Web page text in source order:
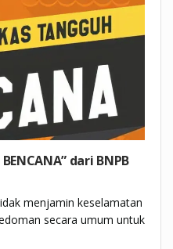
dari BNPB
menjamin keselamatan
secara umum untuk